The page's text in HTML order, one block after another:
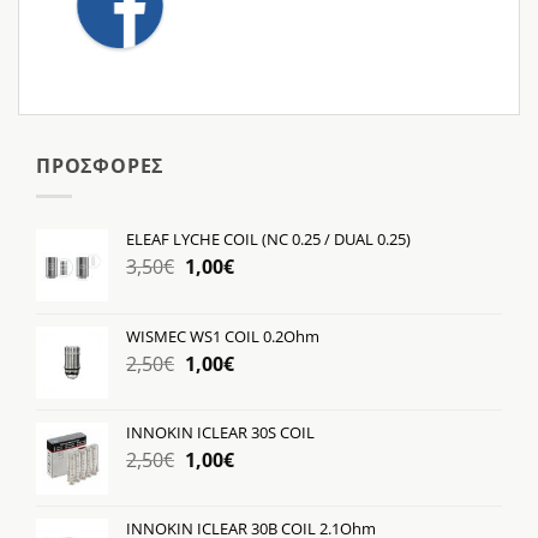
ΠΡΟΣΦΟΡΕΣ
ELEAF LYCHE COIL (NC 0.25 / DUAL 0.25)
3,50€ Original
3,50€.
1,00€Η
είναι:
1,00€.
WISMEC WS1 COIL 0.2Ohm
2,50€ Original
2,50€.
1,00€Η
είναι:
1,00€.
INNOKIN ICLEAR 30S COIL
2,50€ Original
1,00€Η
INNOKIN ICLEAR 30B COIL 2.1Ohm